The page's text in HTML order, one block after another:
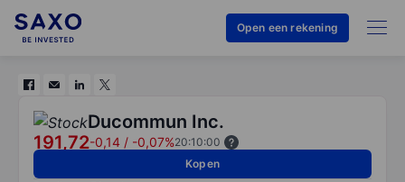
Open een rekening
Ducommun Inc.
191,72-0,14 / -0,07%20:10:00
Kopen